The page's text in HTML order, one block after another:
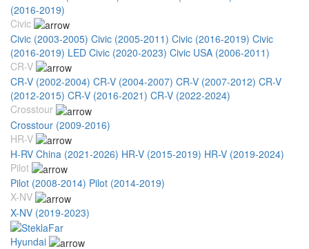
(2016-2019)
Civic
Civic (2003-2005) Civic (2005-2011) Civic (2016-2019) Civic
(2016-2019) LED Civic (2020-2023) Civic USA (2006-2011)
CR-V
CR-V (2002-2004) CR-V (2004-2007) CR-V (2007-2012) CR-V
(2012-2015) CR-V (2016-2021) CR-V (2022-2024)
Crosstour
Crosstour (2009-2016)
HR-V
H-RV China (2021-2026) HR-V (2015-2019) HR-V (2019-2024)
Pilot
Pilot (2008-2014) Pilot (2014-2019)
X-NV
X-NV (2019-2023)
Hyundai